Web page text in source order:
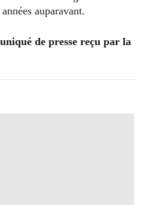
auparavant.
de presse reçu par la